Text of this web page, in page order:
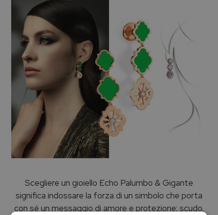
Scegliere un gioiello Echo Palumbo & Gigante
significa indossare la forza di un simbolo che porta
con sé un messaggio di amore e protezione: scudo,